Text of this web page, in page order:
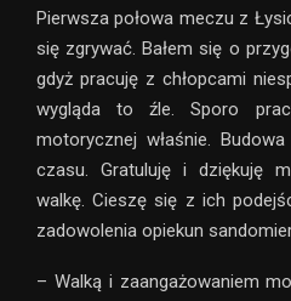
Pierwsza połowa meczu z
się zgrywać. Bałem się o
gdyż pracuję z chłopcami
wygląda to źle. Sporo
motorycznej właśnie.
czasu. Gratuluję i dziękuję
walkę. Cieszę się z ich
zadowolenia opiekun
– Walką i zaangażowaniem